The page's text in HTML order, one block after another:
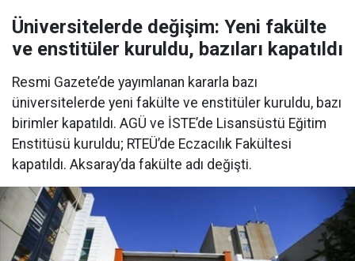
Üniversitelerde değişim: Yeni fakülte
ve enstitüler kuruldu, bazıları kapatıldı
Resmi Gazete’de yayımlanan kararla bazı
üniversitelerde yeni fakülte ve enstitüler kuruldu, bazı
birimler kapatıldı. AGÜ ve İSTE’de Lisansüstü Eğitim
Enstitüsü kuruldu; RTEÜ’de Eczacılık Fakültesi
kapatıldı. Aksaray’da fakülte adı değişti.